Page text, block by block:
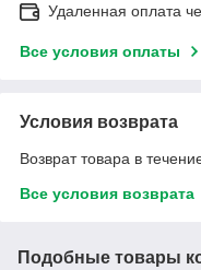
Удаленная оплата
Все условия оплаты
Условия возврата
Возврат товара в
Все условия возврата
Подобные товары